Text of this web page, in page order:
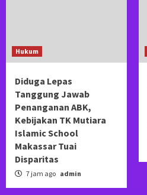
Hukum
Diduga Lepas
Tanggung Jawab
Penanganan ABK,
Kebijakan TK Mutiara
Islamic School
Makassar Tuai
Disparitas
7 jam ago admin